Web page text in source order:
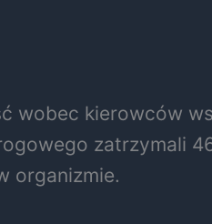
wobec kierowców
zatrzymali
organizmie.